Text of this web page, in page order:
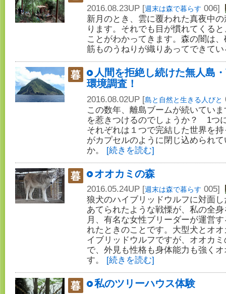
2016.08.23UP [週末は森で暮らす 006]
新月のとき、雲に覆われた真夜中
ります。それでも目が慣れてくる
ことがわかってきます。森の闇は
筋ものうねりが織りあってできて
人間を拒絶し続けた無人島
環境調査！
2016.08.02UP [島と自然と生きる人びと
この数年、離島ブームが続いてい
を惹きつけるのでしょうか？ 1つ
それぞれは１つで完結した世界を
がカプセルのように閉じ込められ
か。 [続きを読む]
オオカミの森
2016.05.24UP [週末は森で暮らす 005]
狼犬のハイブリッドウルフに対面
あてられたような戦慄が、私の全
月、有名な女性ブリーダーが運営
れたときのことです。大型犬とオ
イブリッドウルフですが、オオカ
で、外見も性格も身体能力も強く
す。 [続きを読む]
私のツリーハウス体験